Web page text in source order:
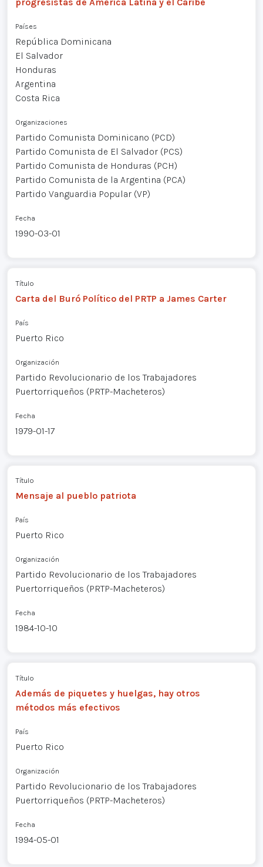
Países
República Dominicana
El Salvador
Honduras
Argentina
Costa Rica
Organizaciones
Partido Comunista Dominicano (PCD)
Partido Comunista de El Salvador (PCS)
Partido Comunista de Honduras (PCH)
Partido Comunista de la Argentina (PCA)
Partido Vanguardia Popular (VP)
Fecha
1990-03-01
Título
Carta del Buró Político del PRTP a James Carter
País
Puerto Rico
Organización
Partido Revolucionario de los Trabajadores
Puertorriqueños (PRTP-Macheteros)
Fecha
1979-01-17
Título
Mensaje al pueblo patriota
País
Puerto Rico
Organización
Partido Revolucionario de los Trabajadores
Puertorriqueños (PRTP-Macheteros)
Fecha
1984-10-10
Título
Además de piquetes y huelgas, hay otros
métodos más efectivos
País
Puerto Rico
Organización
Partido Revolucionario de los Trabajadores
Puertorriqueños (PRTP-Macheteros)
Fecha
1994-05-01